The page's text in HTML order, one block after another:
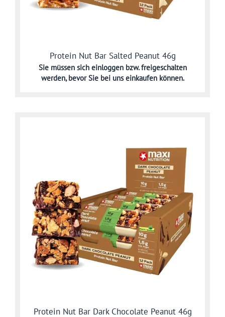
Protein Nut Bar Salted Peanut 46g
Sie müssen sich einloggen bzw. freigeschalten
werden,bevor Sie bei uns einkaufen können.
Protein Nut Bar Dark Chocolate Peanut 46g